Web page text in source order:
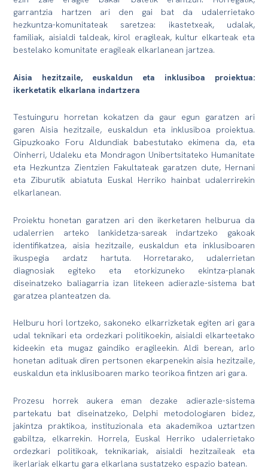
garrantzia hartzen ari den gai bat da udalerrietako
hezkuntza-komunitateak saretzea: ikastetxeak, udalak,
familiak, aisialdi taldeak, kirol eragileak, kultur elkarteak eta
bestelako komunitate eragileak elkarlanean jartzea.
Aisia hezitzaile, euskaldun eta inklusiboa proiektua:
ikerketatik elkarlana indartzera
Testuinguru horretan kokatzen da gaur egun garatzen ari
garen Aisia hezitzaile, euskaldun eta inklusiboa proiektua.
Gipuzkoako Foru Aldundiak babestutako ekimena da, eta
Oinherri, Udaleku eta Mondragon Unibertsitateko Humanitate
eta Hezkuntza Zientzien Fakultateak garatzen dute, Hernani
eta Ziburutik abiatuta Euskal Herriko hainbat udalerrirekin
elkarlanean.
Proiektu honetan garatzen ari den ikerketaren helburua da
udalerrien arteko lankidetza-sareak indartzeko gakoak
identifikatzea, aisia hezitzaile, euskaldun eta inklusiboaren
ikuspegia ardatz hartuta. Horretarako, udalerrietan
diagnosiak egiteko eta etorkizuneko ekintza-planak
diseinatzeko baliagarria izan litekeen adierazle-sistema bat
garatzea planteatzen da.
Helburu hori lortzeko, sakoneko elkarrizketak egiten ari gara
udal teknikari eta ordezkari politikoekin, aisialdi elkarteetako
kideekin eta mugaz gaindiko eragileekin. Aldi berean, arlo
honetan adituak diren pertsonen ekarpenekin aisia hezitzaile,
euskaldun eta inklusiboaren marko teorikoa fintzen ari gara.
Prozesu horrek aukera eman dezake adierazle-sistema
partekatu bat diseinatzeko, Delphi metodologiaren bidez,
jakintza praktikoa, instituzionala eta akademikoa uztartzen
gabiltza, elkarrekin. Horrela, Euskal Herriko udalerrietako
ordezkari politikoak, teknikariak, aisialdi hezitzaileak eta
ikerlariak elkartu gara elkarlana sustatzeko espazio batean.